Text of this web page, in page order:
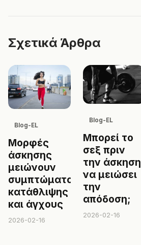
Σχετικά Άρθρα
Blog-EL
Μορφές
άσκησης
μειώνουν
συμπτώματα
κατάθλιψης
και άγχους
2026-02-16
Blog-EL
Μπορεί το
σεξ πριν
την άσκηση
να μειώσει
την
απόδοση;
2026-02-16